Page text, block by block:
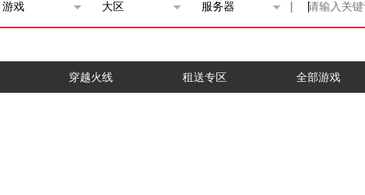
游戏 大区 服务器
穿越火线 租送专区 全部游戏